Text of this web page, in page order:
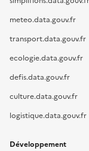
meteo.data.gouv.fr
transport.data.gouv.fr
ecologie.data.gouv.fr
defis.data.gouv.fr
culture.data.gouv.fr
logistique.data.gouv.fr
Développement